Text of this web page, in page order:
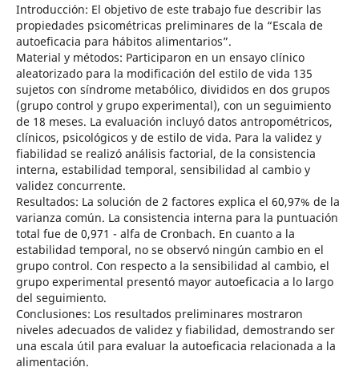
Introducción: El objetivo de este trabajo fue describir las
propiedades psicométricas preliminares de la “Escala de
autoeficacia para hábitos alimentarios”.
Material y métodos: Participaron en un ensayo clínico
aleatorizado para la modificación del estilo de vida 135
sujetos con síndrome metabólico, divididos en dos grupos
(grupo control y grupo experimental), con un seguimiento
de 18 meses. La evaluación incluyó datos antropométricos,
clínicos, psicológicos y de estilo de vida. Para la validez y
fiabilidad se realizó análisis factorial, de la consistencia
interna, estabilidad temporal, sensibilidad al cambio y
validez concurrente.
Resultados: La solución de 2 factores explica el 60,97% de la
varianza común. La consistencia interna para la puntuación
total fue de 0,971 - alfa de Cronbach. En cuanto a la
estabilidad temporal, no se observó ningún cambio en el
grupo control. Con respecto a la sensibilidad al cambio, el
grupo experimental presentó mayor autoeficacia a lo largo
del seguimiento.
Conclusiones: Los resultados preliminares mostraron
niveles adecuados de validez y fiabilidad, demostrando ser
una escala útil para evaluar la autoeficacia relacionada a la
alimentación.